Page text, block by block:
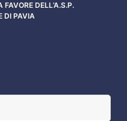
DELL’A.S.P.
DI PAVIA